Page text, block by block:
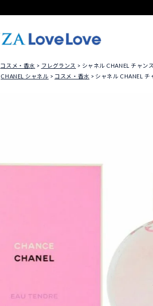
コスメ・香水 フレグランス
シャネル CHANEL チャン
CHANEL シャネル コスメ・香水 シャネル CHANEL チ